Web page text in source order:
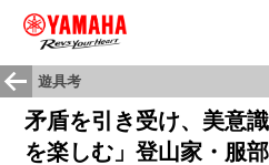
遊具考
矛盾を引き受け、美意
を楽しむ」登山家・服